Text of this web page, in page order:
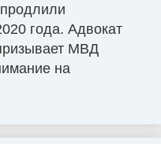
года. Адвокат
МВД
на